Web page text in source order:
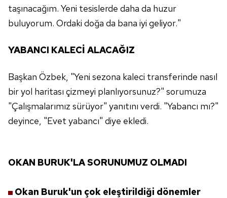
taşınacağım. Yeni tesislerde daha da huzur
buluyorum. Ordaki doğa da bana iyi geliyor."
YABANCI KALECİ ALACAĞIZ
Başkan Özbek, "Yeni sezona kaleci transferinde nasıl
bir yol haritası çizmeyi planlıyorsunuz?" sorumuza
"Çalışmalarımız sürüyor" yanıtını verdi. "Yabancı mı?"
deyince, "Evet yabancı" diye ekledi.
OKAN BURUK'LASORUNUMUZ OLMADI
Okan Buruk'un çok eleştirildiği dönemler